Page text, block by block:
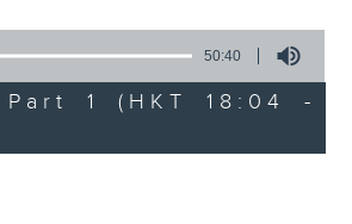
50:40
1 (HKT 18:04 -